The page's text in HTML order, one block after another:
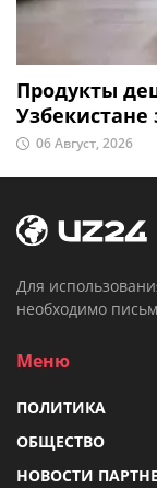
Продукты
06 Август, 2026
Для
необходимо
Меню
ПОЛИТИКА
ОБЩЕСТВО
НОВОСТИ